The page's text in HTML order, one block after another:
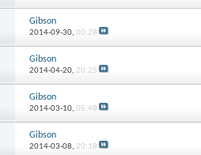
Gibson
2014-09-30,00:28
Gibson
2014-04-20, 20:25
Gibson
2014-03-10,05:48
Gibson
2014-03-08, 20:18